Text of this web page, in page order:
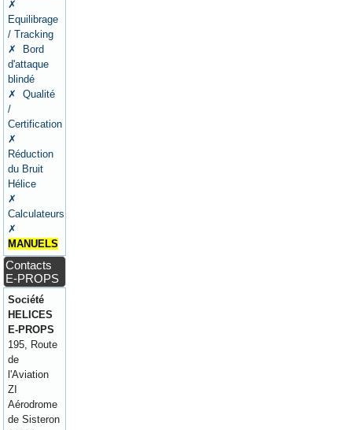
✗
Equilibrage
/ Tracking
✗ Bord
d'attaque
blindé
✗ Qualité
/
Certification
✗
Réduction
du Bruit
Hélice
✗
Calculateurs
✗
MANUELS
Contacts
E-PROPS
Société
HELICES
E-PROPS
195, Route
de
l'Aviation
ZI
Aérodrome
de Sisteron